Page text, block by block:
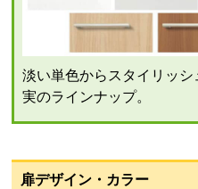
淡い単色からスタイリッ
実のラインナップ。
扉デザイン・カラー